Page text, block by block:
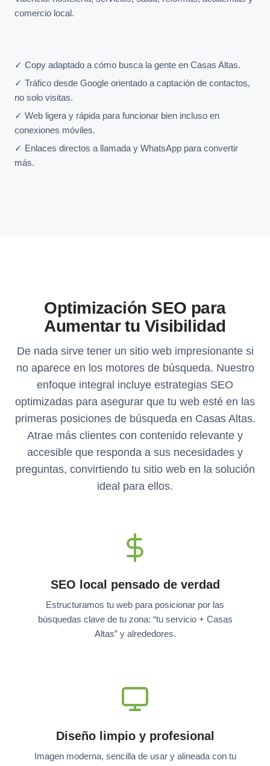
comercio local.
✓ Copy adaptado a cómo busca la gente en Casas Altas.
✓ Tráfico desde Google orientado a captación de contactos,
no solo visitas.
✓ Web ligera y rápida para funcionar bien incluso en
conexiones móviles.
✓ Enlaces directos a llamada y WhatsApp para convertir
más.
Optimización SEO para
Aumentar tu Visibilidad
De nada sirve tener un sitio web impresionante si
no aparece en los motores de búsqueda. Nuestro
enfoque integral incluye estrategias SEO
optimizadas para asegurar que tu web esté en las
primeras posiciones de búsqueda en Casas Altas.
Atrae más clientes con contenido relevante y
accesible que responda a sus necesidades y
preguntas, convirtiendo tu sitio web en la solución
ideal para ellos.
SEO local pensado de verdad
Estructuramos tu web para posicionar por las
búsquedas clave de tu zona: “tu servicio + Casas
Altas” y alrededores.
Diseño limpio y profesional
Imagen moderna, sencilla de usar y alineada con tu